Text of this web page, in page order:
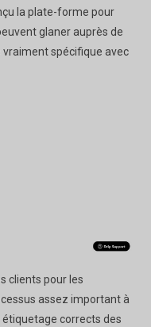
la plate-forme pour
glaner auprès de
vraiment spécifique avec
clients pour les
assez important à
corrects des